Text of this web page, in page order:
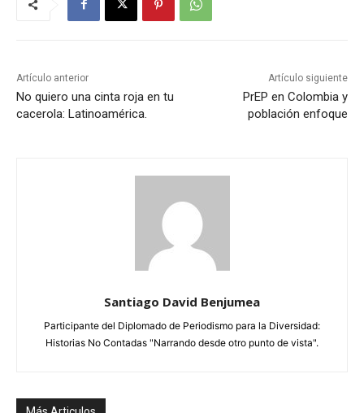
Artículo anterior
No quiero una cinta roja en tu
cacerola: Latinoamérica.
Artículo siguiente
PrEP en Colombia y
población enfoque
Santiago David Benjumea
Participante del Diplomado de Periodismo para la Diversidad:
Historias No Contadas "Narrando desde otro punto de vista".